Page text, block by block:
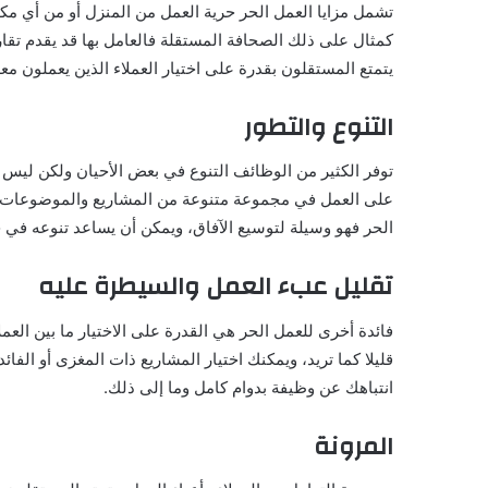
تشمل مزايا العمل الحر حرية العمل من المنزل أو من أي
كمثال على ذلك الصحافة المستقلة فالعامل بها قد يقدم
يتمتع المستقلون بقدرة على اختيار العملاء الذين يعملون
التنوع والتطور
توفر الكثير من الوظائف التنوع في بعض الأحيان ولكن
على العمل في مجموعة متنوعة من المشاريع والموضوعات،
الحر فهو وسيلة لتوسيع الآفاق، ويمكن أن يساعد تنوعه في
تقليل عبء العمل والسيطرة عليه
فائدة أخرى للعمل الحر هي القدرة على الاختيار ما بين
قليلا كما تريد، ويمكنك اختيار المشاريع ذات المغزى أو
انتباهك عن وظيفة بدوام كامل وما إلى ذلك.
المرونة